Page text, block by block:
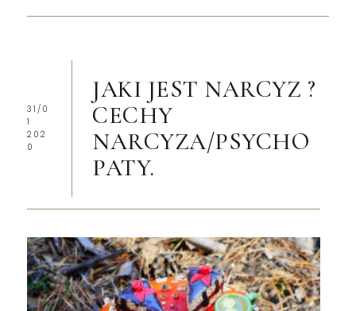
31/0
1
202
0
JAKI JEST NARCYZ ?
CECHY
NARCYZA/PSYCHO
PATY.